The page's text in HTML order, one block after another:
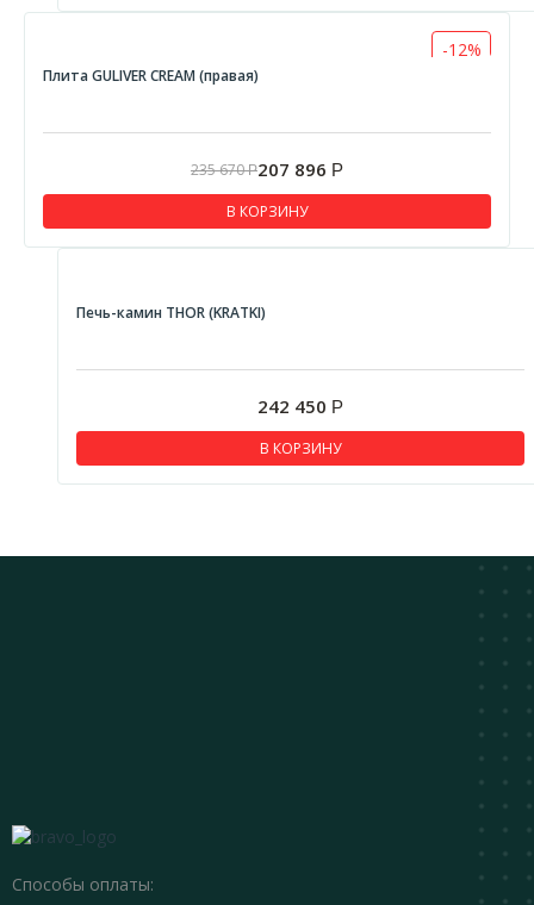
-12%
Плита GULIVER CREAM (правая)
235 670Р207 896 Р
В КОРЗИНУ
Печь-камин THOR (KRATKI)
242 450 Р
В КОРЗИНУ
Способы оплаты: